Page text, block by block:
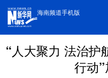
海南频道手机版
“人大聚力 法治护
行动